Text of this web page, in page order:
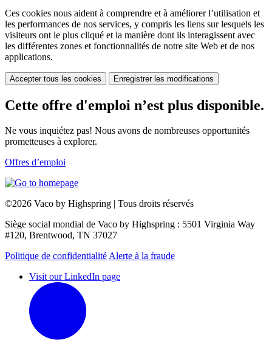
Ces cookies nous aident à comprendre et à améliorer l’utilisation et
les performances de nos services, y compris les liens sur lesquels les
visiteurs ont le plus cliqué et la manière dont ils interagissent avec
les différentes zones et fonctionnalités de notre site Web et de nos
applications.
Accepter tous les cookies Enregistrer les modifications
Cette offre d'emploi n’est plus disponible.
Ne vous inquiétez pas! Nous avons de nombreuses opportunités
prometteuses à explorer.
Offres d’emploi
©2026 Vaco by Highspring | Tous droits réservés
Siège social mondial de Vaco by Highspring : 5501 Virginia Way
#120, Brentwood, TN 37027
Politique de confidentialitéAlerte à la fraude
Visit our LinkedIn page